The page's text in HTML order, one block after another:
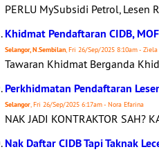
PERLU MySubsidi Petrol, Lesen
Khidmat Pendaftaran CIDB,
Selangor, N.Sembilan, Fri 26/Sep/2025 8:10am -
Tawaran Khidmat Berganda
Perkhidmatan Pendaftaran
Selangor, Fri 26/Sep/2025 6:17am - Nora Efarina
NAK JADI KONTRAKTOR SAH?
Nak Daftar CIDB Tapi Taknak